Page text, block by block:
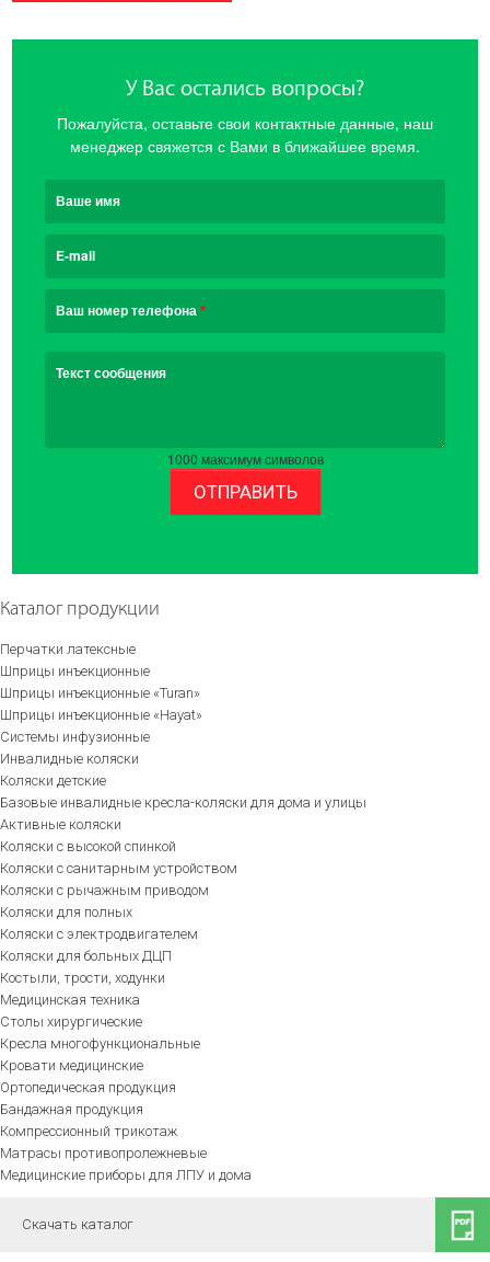
У Вас остались вопросы?
Пожалуйста, оставьте свои контактные данные, наш
менеджер свяжется с Вами в ближайшее время.
Ваше имя
E-mail
Ваш номер телефона*
Текст сообщения
1000 максимум символов
ОТПРАВИТЬ
Каталог продукции
Перчатки латексные
Шприцы инъекционные
Шприцы инъекционные «Turan»
Шприцы инъекционные «Hayat»
Системы инфузионные
Инвалидные коляски
Коляски детские
Базовые инвалидные кресла-коляски для дома и улицы
Активные коляски
Коляски с высокой спинкой
Коляски с санитарным устройством
Коляски с рычажным приводом
Коляски для полных
Коляски с электродвигателем
Коляски для больных ДЦП
Костыли, трости, ходунки
Медицинская техника
Столы хирургические
Кресла многофункциональные
Кровати медицинские
Ортопедическая продукция
Бандажная продукция
Компрессионный трикотаж
Матрасы противопролежневые
Медицинские приборы для ЛПУ и дома
Скачать каталог